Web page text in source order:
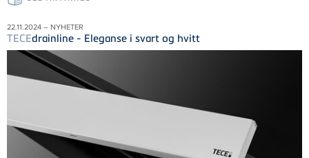
22.11.2024 – NYHETER
TECEdrainline - Eleganse i svart og hvitt